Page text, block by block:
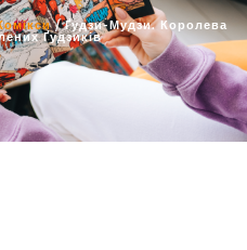
/ Ґудзи-Мудзи. Королева
Ґудзиків